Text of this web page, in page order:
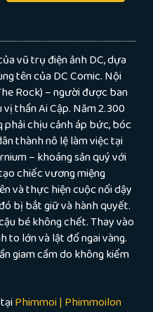
vũ trụ điện ảnh DC, dựa
tên của DC Comic. Nội
Rock) – người được ban
thần Ai Cập. Năm 2.300
phải chịu cảnh áp bức, bóc
thành nô lệ làm việc tại
– khoáng sản quý với
chiếc vương miệng
và thực hiện cuộc nổi dậy
bị bắt giữ và hành quyết.
bé không chết. Thay vào
to lớnvà lật đổ ngai vàng.
giam cầm do không kiểm
Phimmoi | Phimmoilon